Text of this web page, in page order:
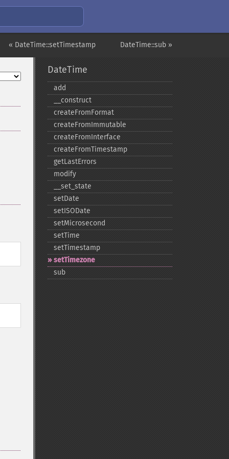
DateTime::sub »
« DateTime::setTimestamp
DateTime
add
_​_​construct
createFromFormat
createFromImmutable
createFromInterface
createFromTimestamp
getLastErrors
modify
_​_​set_​state
setDate
setISODate
setMicrosecond
setTime
setTimestamp
setTimezone
sub